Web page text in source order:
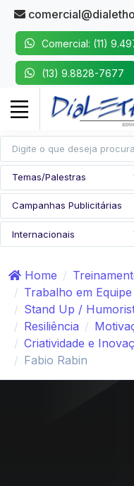
Comercial: (11)
(13) 9.8828-7677
Home
Trabalho em
Stand Up /
Resiliência
Criatividade e
Fabio Rabin